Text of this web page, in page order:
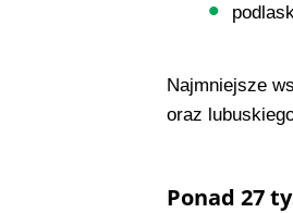
Najmniejsze
oraz
Ponad 27